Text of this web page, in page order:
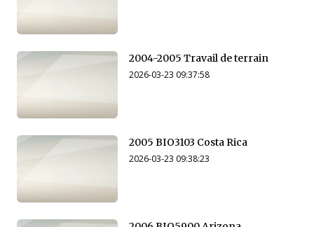
2004-2005 Travail de terrain
2026-03-23 09:37:58
2005 BIO3103 Costa Rica
2026-03-23 09:38:23